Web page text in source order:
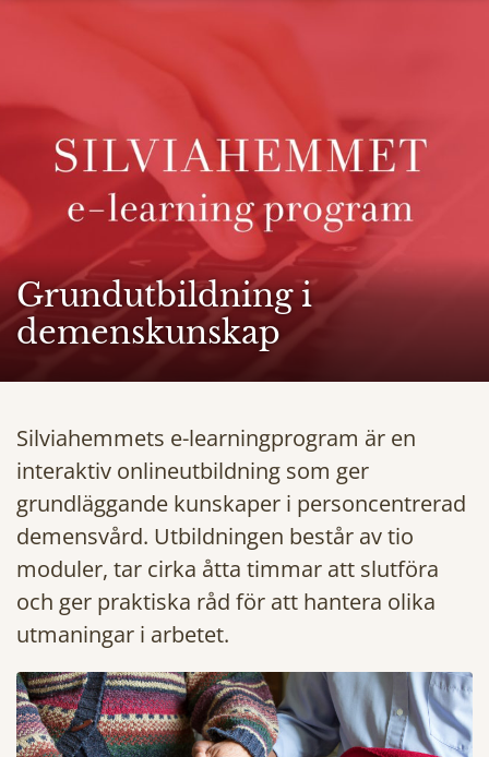
Grundutbildning i
demenskunskap
Silviahemmets e-learningprogram är en
interaktiv onlineutbildning som ger
grundläggande kunskaper i personcentrerad
demensvård. Utbildningen består av tio
moduler, tar cirka åtta timmar att slutföra
och ger praktiska råd för att hantera olika
utmaningar i arbetet.